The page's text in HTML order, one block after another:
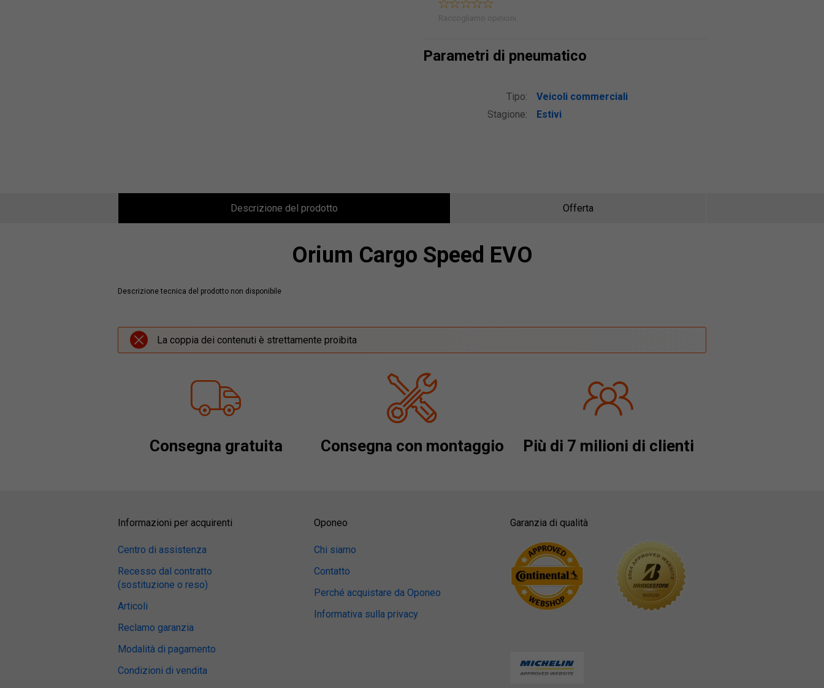
Raccogliamo opinioni.
Parametri di pneumatico
Tipo:
Veicoli commerciali
Stagione:
Estivi
Descrizione del prodotto Offerta
Orium Cargo Speed EVO
Descrizione tecnica del prodotto non disponibile
La coppia dei contenuti è strettamente proibita
Consegna gratuita Consegna con montaggio Più di 7 milioni di clienti
Informazioni per acquirenti
Centro di assistenza
Recesso dal contratto
(sostituzione o reso)
Articoli
Reclamo garanzia
Modalità di pagamento
Condizioni di vendita
Oponeo
Chi siamo
Contatto
Perché acquistare da Oponeo
Informativa sulla privacy
Garanzia di qualità